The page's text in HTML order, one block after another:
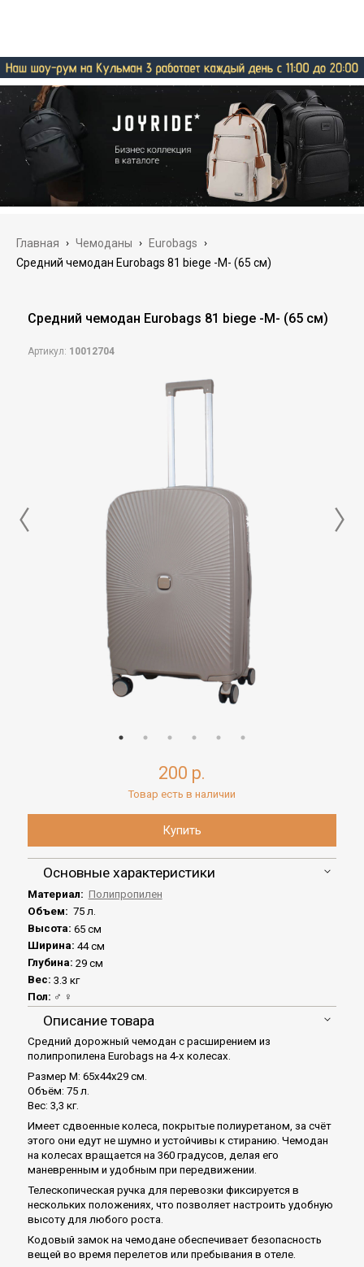
Главная › Чемоданы › Eurobags ›
Средний чемодан Eurobags 81 biege -M- (65 см)
Средний чемодан Eurobags 81 biege -M- (65 см)
Артикул: 10012704
200 р.
Товар есть в наличии
Основные характеристики
Материал: Полипропилен
Объем: 75 л.
Высота: 65 см
Ширина: 44 см
Глубина: 29 см
Вес: 3.3 кг
Пол: ♂ ♀
Описание товара
Средний дорожный чемодан с расширением из
полипропилена Eurobags на 4-х колесах.
Размер M: 65x44x29 см.
Объём: 75 л.
Вес: 3,3 кг.
Имеет сдвоенные колеса, покрытые полиуретаном, за счёт
этого они едут не шумно и устойчивы к стиранию. Чемодан
на колесах вращается на 360 градусов, делая его
маневренным и удобным при передвижении.
Телескопическая ручка для перевозки фиксируется в
нескольких положениях, что позволяет настроить удобную
высоту для любого роста.
Кодовый замок на чемодане обеспечивает безопасность
вещей во время перелетов или пребывания в отеле.